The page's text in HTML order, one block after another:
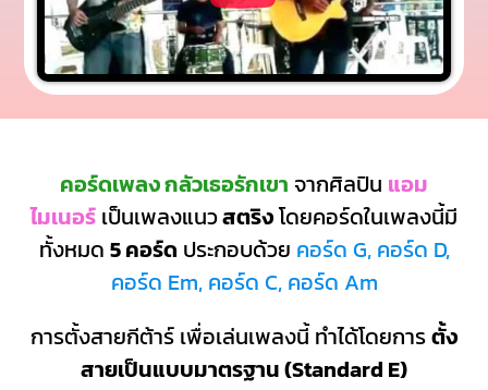
คอร์ดเพลง กลัวเธอรักเขา จากศิลปิน แอม
ไมเนอร์ เป็นเพลงแนวสตริงโดยคอร์ดในเพลงนี้มี
ทั้งหมด 5 คอร์ด ประกอบด้วย คอร์ด G, คอร์ด D,
คอร์ด Em, คอร์ด C, คอร์ด Am
การตั้งสายกีต้าร์ เพื่อเล่นเพลงนี้ ทำได้โดยการตั้ง
สายเป็นแบบมาตรฐาน (Standard E)